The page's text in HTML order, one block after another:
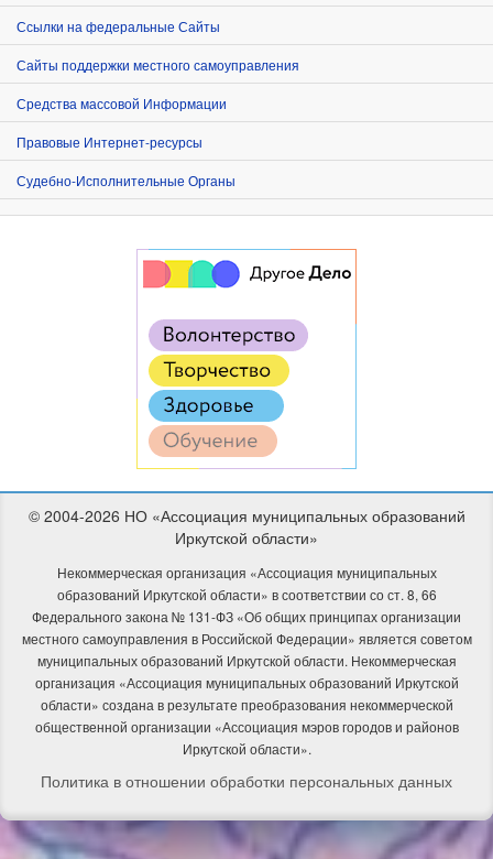
Ссылки на федеральные Сайты
Сайты поддержки местного самоуправления
Средства массовой Информации
Правовые Интернет-ресурсы
Судебно-Исполнительные Органы
© 2004-2026 НО «Ассоциация муниципальных образований
Иркутской области»
Некоммерческая организация «Ассоциация муниципальных
образований Иркутской области» в соответствии со ст. 8, 66
Федерального закона № 131-ФЗ «Об общих принципах организации
местного самоуправления в Российской Федерации» является советом
муниципальных образований Иркутской области. Некоммерческая
организация «Ассоциация муниципальных образований Иркутской
области» создана в результате преобразования некоммерческой
общественной организации «Ассоциация мэров городов и районов
Иркутской области».
Политика в отношении обработки персональных данных